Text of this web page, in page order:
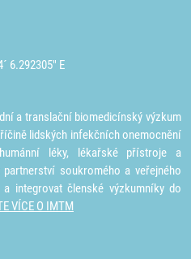
6.292305" E
a translační biomedicínský výzkum
lidských infekčních onemocnění
léky, lékařské přístroje a
soukromého a veřejného
integrovat členské výzkumníky do
VÍCE O IMTM